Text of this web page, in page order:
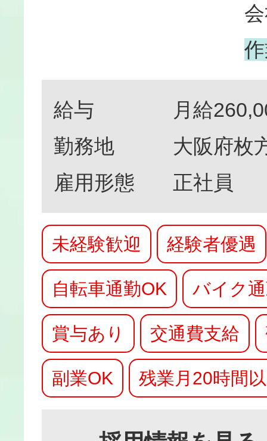
給与
月給
勤務地
大阪府枚
雇用形態
正社員
未経験歓迎 経験者優遇
自転車通勤OK バイク
賞与あり 交通費支給
副業OK 残業月20時間